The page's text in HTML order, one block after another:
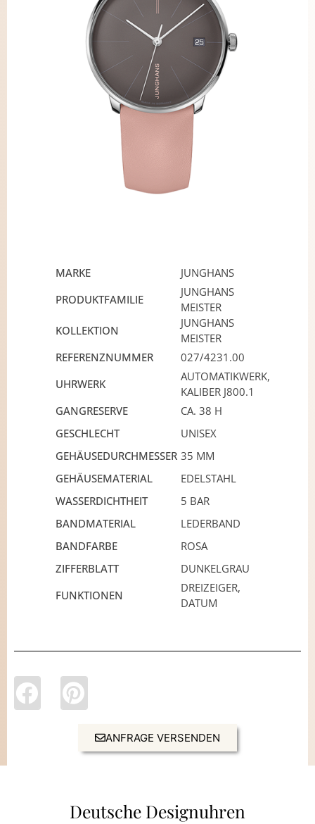
MARKE
JUNGHANS
PRODUKTFAMILIE
JUNGHANS
MEISTER
KOLLEKTION
JUNGHANS
MEISTER
REFERENZNUMMER
027/4231.00
UHRWERK
AUTOMATIKWERK,
KALIBER J800.1
GANGRESERVE
CA. 38 H
GESCHLECHT
UNISEX
GEHÄUSEDURCHMESSER 35 MM
GEHÄUSEMATERIAL
EDELSTAHL
WASSERDICHTHEIT
5 BAR
BANDMATERIAL
LEDERBAND
BANDFARBE
ROSA
ZIFFERBLATT
DUNKELGRAU
FUNKTIONEN
DREIZEIGER,
DATUM
ANFRAGE VERSENDEN
Deutsche Designuhren